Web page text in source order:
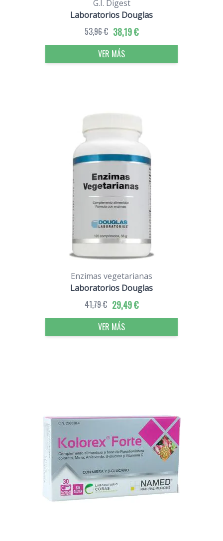
G.I. Digest
Laboratorios Douglas
38,19 €
53,96 €
VER MÁS
Enzimas vegetarianas
Laboratorios Douglas
29,49 €
41,79 €
VER MÁS